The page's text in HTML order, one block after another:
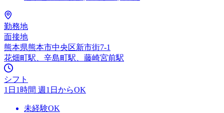
勤務地
面接地
熊本県熊本市中央区新市街7-1
花畑町駅、辛島町駅、藤崎宮前駅
シフト
1日1時間 週1日からOK
未経験OK